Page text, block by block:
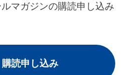
マガジンの購読申し込み
購読申し込み